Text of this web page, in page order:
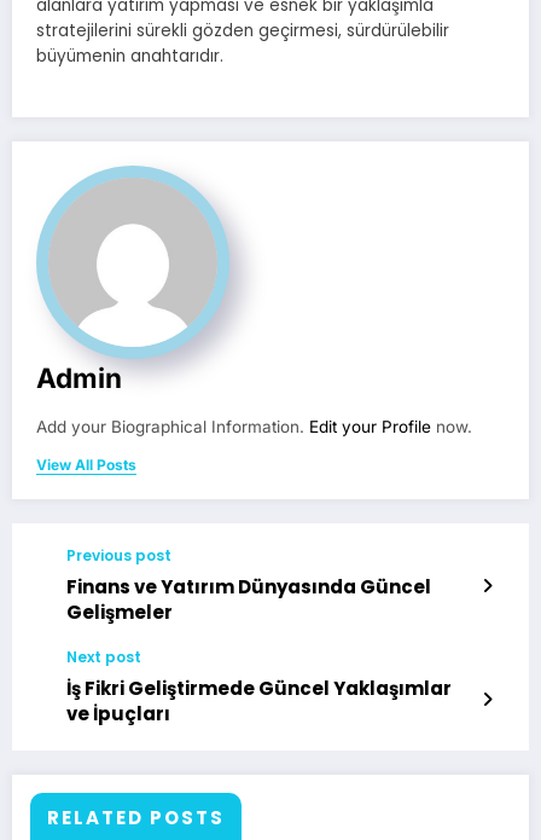
alanlara yatırım yapması ve esnek bir yaklaşımla
stratejilerini sürekli gözden geçirmesi, sürdürülebilir
büyümenin anahtarıdır.
Admin
Add your Biographical Information. Edit your Profile now.
View All Posts
Previous post
Finans ve Yatırım Dünyasında Güncel
Gelişmeler
Next post
İş Fikri Geliştirmede Güncel Yaklaşımlar
ve İpuçları
RELATED POSTS